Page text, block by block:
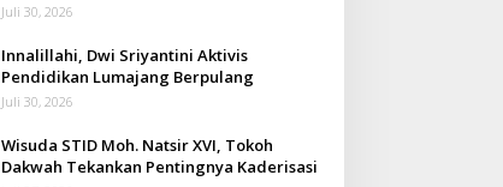
Juli 30, 2026
Innalillahi, Dwi Sriyantini Aktivis
Pendidikan Lumajang Berpulang
Juli 30, 2026
Wisuda STID Moh. Natsir XVI, Tokoh
Dakwah Tekankan Pentingnya Kaderisasi